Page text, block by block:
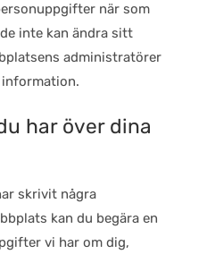
när som
inte kan ändra sitt
administratörer
information.
har över dina
skrivit några
kan du begära en
vi har om dig,